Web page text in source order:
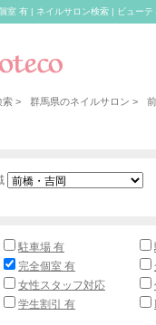
有 | ネイルサロン検索 | ビューテ
索 > 群馬県のネイルサロン >
駐車場 有
完全個室 有
女性スタッフ対応
学生割引 有